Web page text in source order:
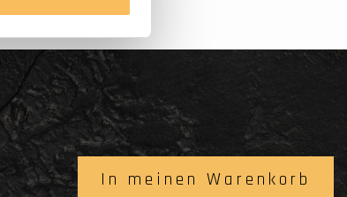
In meinen Warenkorb